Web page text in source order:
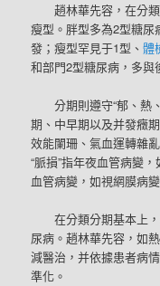
趙林華先容，在分
瘦型。胖型多為2型糖
發；瘦型罕見于1型、體
和部門2型糖尿病，多與
分期則遵守“郁、熱
期、中早期以及并發癥
效能闌珊、氣血運轉雜
“脈損”指年夜血管病變
血管病變，如視網膜病
在分類分期基本上
尿病。趙林華先容，如
減醫治，并依據患者病
準化。